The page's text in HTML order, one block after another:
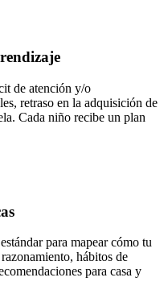
de atención y/o
retraso en la adquisición de
Cada niño recibe un plan
para mapear cómo tu
hábitos de
para casa y